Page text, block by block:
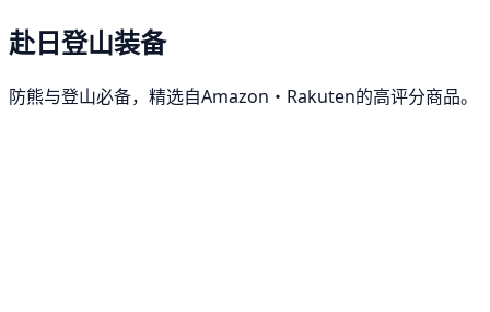
赴日登山装备
防熊与登山必备，精选自Amazon・Rakuten的高评分商品。